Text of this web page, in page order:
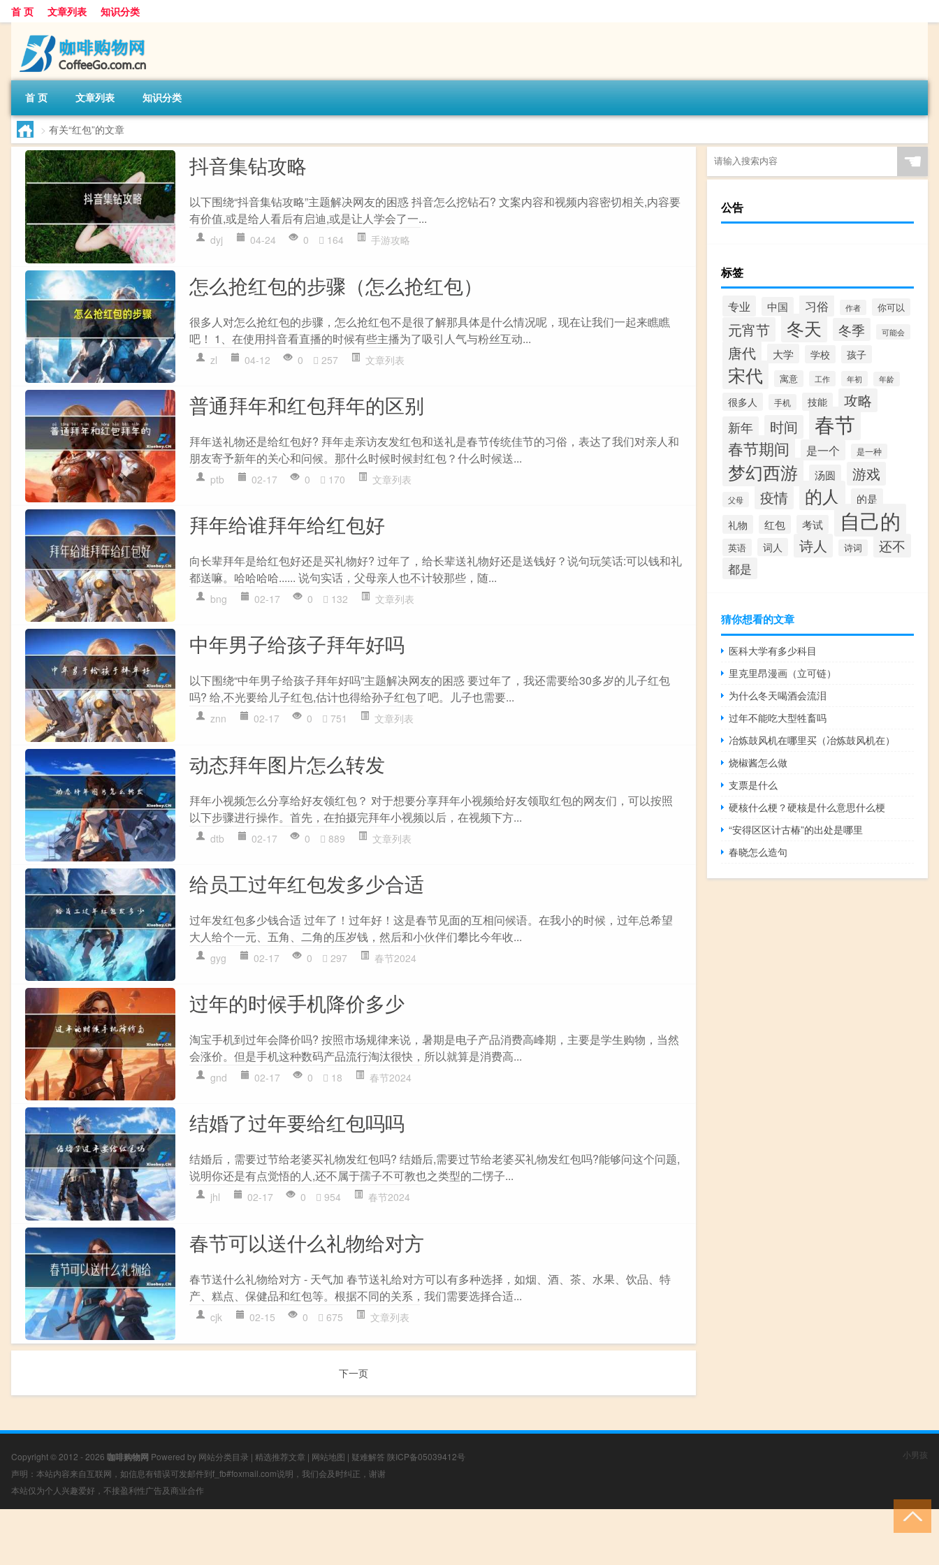
首 页 文章列表 知识分类
首 页 文章列表 知识分类
> 有关“红包”的文章
抖音集钻攻略
以下围绕“抖音集钻攻略”主题解决网友的困惑 抖音怎么挖钻石? 文案内容和视频内容密切相关,内容要
有价值,或是给人看后有启迪,或是让人学会了一...
dyj 04-24 0 164 手游攻略
怎么抢红包的步骤（怎么抢红包）
很多人对怎么抢红包的步骤，怎么抢红包不是很了解那具体是什么情况呢，现在让我们一起来瞧瞧
吧！ 1、在使用抖音看直播的时候有些主播为了吸引人气与粉丝互动...
zl 04-12 0 257 文章列表
普通拜年和红包拜年的区别
拜年送礼物还是给红包好? 拜年走亲访友发红包和送礼是春节传统佳节的习俗，表达了我们对亲人和
朋友寄予新年的关心和问候。那什么时候时候封红包？什么时候送...
ptb 02-17 0 170 文章列表
拜年给谁拜年给红包好
向长辈拜年是给红包好还是买礼物好? 过年了，给长辈送礼物好还是送钱好？说句玩笑话:可以钱和礼
都送嘛。哈哈哈哈...... 说句实话，父母亲人也不计较那些，随...
bng 02-17 0 132 文章列表
中年男子给孩子拜年好吗
以下围绕“中年男子给孩子拜年好吗”主题解决网友的困惑 要过年了，我还需要给30多岁的儿子红包
吗? 给,不光要给儿子红包,估计也得给孙子红包了吧。儿子也需要...
znn 02-17 0 751 文章列表
动态拜年图片怎么转发
拜年小视频怎么分享给好友领红包？ 对于想要分享拜年小视频给好友领取红包的网友们，可以按照
以下步骤进行操作。首先，在拍摄完拜年小视频以后，在视频下方...
dtb 02-17 0 889 文章列表
给员工过年红包发多少合适
过年发红包多少钱合适 过年了！过年好！这是春节见面的互相问候语。在我小的时候，过年总希望
大人给个一元、五角、二角的压岁钱，然后和小伙伴们攀比今年收...
gyg 02-17 0 297 春节2024
过年的时候手机降价多少
淘宝手机到过年会降价吗? 按照市场规律来说，暑期是电子产品消费高峰期，主要是学生购物，当然
会涨价。但是手机这种数码产品流行淘汰很快，所以就算是消费高...
gnd 02-17 0 18 春节2024
结婚了过年要给红包吗吗
结婚后，需要过节给老婆买礼物发红包吗? 结婚后,需要过节给老婆买礼物发红包吗?能够问这个问题,
说明你还是有点觉悟的人,还不属于孺子不可教也之类型的二愣子...
jhl 02-17 0 954 春节2024
春节可以送什么礼物给对方
春节送什么礼物给对方 - 天气加 春节送礼给对方可以有多种选择，如烟、酒、茶、水果、饮品、特
产、糕点、保健品和红包等。根据不同的关系，我们需要选择合适...
cjk 02-15 0 675 文章列表
下一页
☚
公告
标签
专业 中国 习俗 作者 你可以
元宵节 冬天 冬季 可能会
唐代 大学 学校 孩子
宋代 寓意 工作 年初 年龄
很多人 手机 技能 攻略
新年 时间 春节
春节期间 是一个 是一种
梦幻西游 汤圆 游戏
父母 疫情 的人 的是
礼物 红包 考试 自己的
英语 词人 诗人 诗词 还不
都是
猜你想看的文章
医科大学有多少科目
里克里昂漫画（立可链）
为什么冬天喝酒会流泪
过年不能吃大型牲畜吗
冶炼鼓风机在哪里买（冶炼鼓风机在）
烧椒酱怎么做
支票是什么
硬核什么梗？硬核是什么意思什么梗
“安得区区计古椿”的出处是哪里
春晓怎么造句
Copyright © 2012 - 2026 咖啡购物网 Powered by 网站分类目录 | 精选推荐文章 | 网站地图 | 疑难解答 陕ICP备05039412号
声明：本站内容来自互联网，如信息有错误可发邮件到f_fb#foxmail.com说明，我们会及时纠正，谢谢
本站仅为个人兴趣爱好，不接盈利性广告及商业合作
小男孩